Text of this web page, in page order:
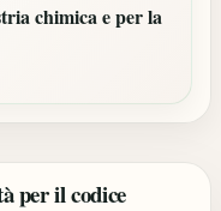
chimica e per la
per il codice